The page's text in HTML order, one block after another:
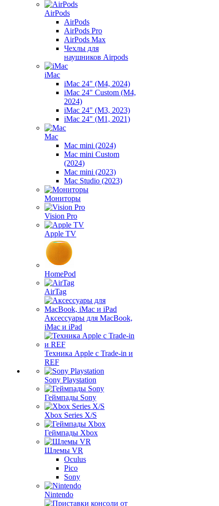
AirPods
AirPods
AirPods Pro
AirPods Max
Чехлы для
наушников Airpods
iMac
iMac 24" (M4, 2024)
iMac 24" Custom (M4,
2024)
iMac 24" (M3, 2023)
iMac 24" (M1, 2021)
Mac
Mac mini (2024)
Mac mini Custom
(2024)
Mac mini (2023)
Mac Studio (2023)
Мониторы
Vision Pro
Apple TV
HomePod
AirTag
Аксессуары для MacBook,
iMac и iPad
Техника Apple с Trade-in и
REF
Sony Playstation
Геймпады Sony
Xbox Series X/S
Геймпады Xbox
Шлемы VR
Oculus
Pico
Sony
Nintendo